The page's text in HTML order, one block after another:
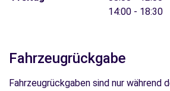
14:00 - 18:30
Fahrzeugrückgabe
Fahrzeugrückgaben sind nur während